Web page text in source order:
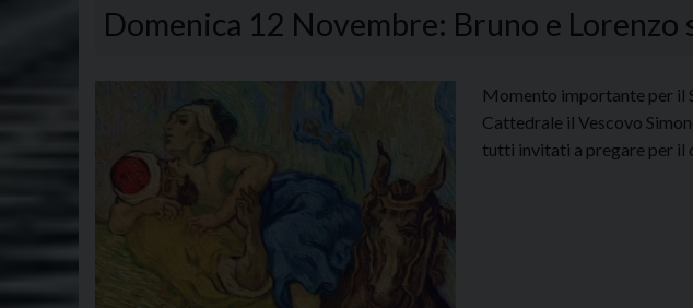
Domenica 12 Novembre: Bruno e Lorenzo
Momento importante per il
Cattedrale il Vescovo
tutti invitati a pregare per il